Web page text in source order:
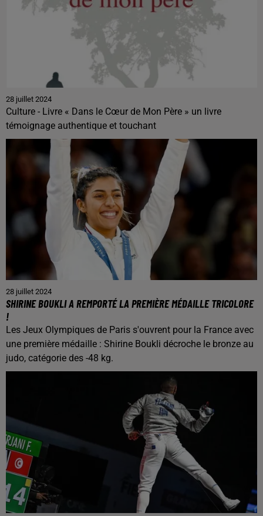
28 juillet 2024
Culture - Livre « Dans le Cœur de Mon Père » un livre
témoignage authentique et touchant
28 juillet 2024
SHIRINE BOUKLI A REMPORTÉ LA PREMIÈRE MÉDAILLE TRICOLORE
!
Les Jeux Olympiques de Paris s'ouvrent pour la France avec
une première médaille : Shirine Boukli décroche le bronze au
judo, catégorie des -48 kg.